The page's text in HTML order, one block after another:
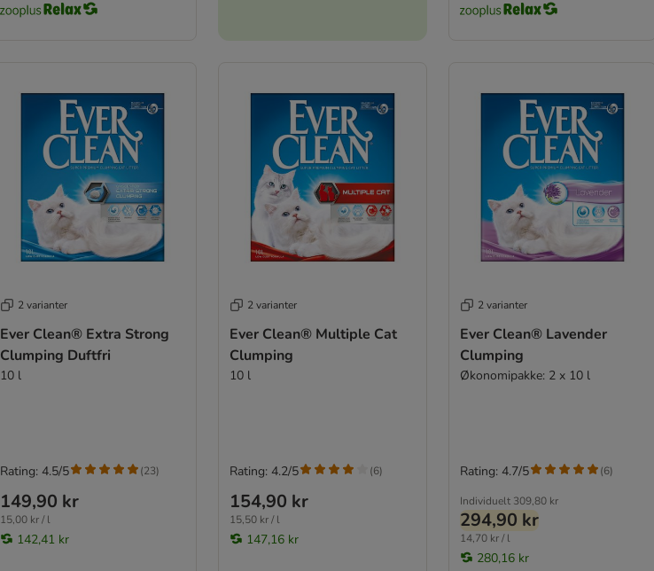
2 varianter
Ever Clean® Extra Strong
Clumping Duftfri
10 l
149,90 kr
15,00 kr / l
142,41 kr
Rating: 4.5/5 (23)
2 varianter
Ever Clean® Multiple Cat
Clumping
10 l
154,90 kr
15,50 kr / l
147,16 kr
Rating: 4.2/5 (6)
2 varianter
Ever Clean® Lavender
Clumping
Økonomipakke: 2 x 10 l
Individuelt 309,80 kr
294,90 kr
14,70 kr / l
280,16 kr
Rating: 4.7/5 (6)